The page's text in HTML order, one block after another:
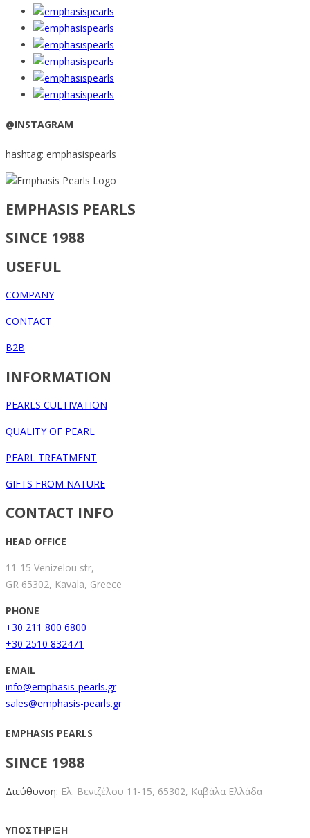
@INSTAGRAM
hashtag: emphasispearls
EMPHASIS PEARLS
SINCE 1988
USEFUL
COMPANY
CONTACT
B2B
INFORMATION
PEARLS CULTIVATION
QUALITY OF PEARL
PEARL TREATMENT
GIFTS FROM NATURE
CONTACT INFO
HEAD OFFICE
11-15 Venizelou str,
GR 65302, Kavala, Greece
PHONE
+30 211 800 6800
+30 2510 832471
EMAIL
info@emphasis-pearls.gr
sales@emphasis-pearls.gr
EMPHASIS PEARLS
SINCE 1988
Διεύθυνση: Ελ. Βενιζέλου 11-15, 65302, Καβάλα Ελλάδα
ΥΠΟΣΤΗΡΙΞΗ